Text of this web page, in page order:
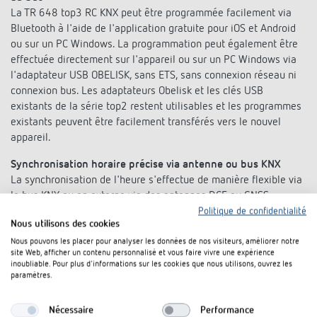
La TR 648 top3 RC KNX peut être programmée facilement via
Bluetooth à l'aide de l'application gratuite pour iOS et Android
ou sur un PC Windows. La programmation peut également être
effectuée directement sur l'appareil ou sur un PC Windows via
l'adaptateur USB OBELISK, sans ETS, sans connexion réseau ni
connexion bus. Les adaptateurs Obelisk et les clés USB
existants de la série top2 restent utilisables et les programmes
existants peuvent être facilement transférés vers le nouvel
appareil.
Synchronisation horaire précise via antenne ou bus KNX
La synchronisation de l'heure s'effectue de manière flexible via
le bus KNX ou en externe via des antennes DCF ou GNSS.
L'horloge peut également être utilisée comme émetteur de
temps dans le système KNX, ce qui est idéal pour les
applications exigeant une grande précision temporelle et la
commande de nos unités d'affichage KNX OSIRIA.
La TR 648 top3 RC KNX est particulièrement adaptée à la
Politique de confidentialité
Nous utilisons des cookies
Nous pouvons les placer pour analyser les données de nos visiteurs, améliorer notre
site Web, afficher un contenu personnalisé et vous faire vivre une expérience
inoubliable. Pour plus d'informations sur les cookies que nous utilisons, ouvrez les
paramètres.
Nécessaire Performance